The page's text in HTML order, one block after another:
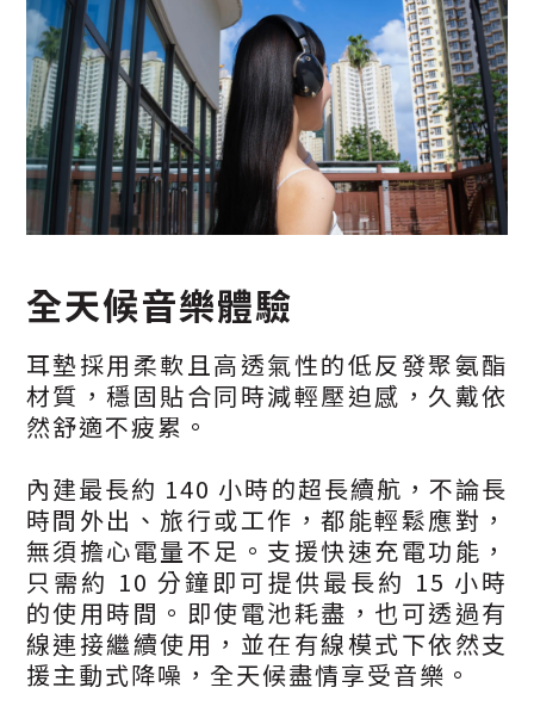
全天候音樂體驗
耳墊採用柔軟且高透氣性的低反發聚氨酯
材質，穩固貼合同時減輕壓迫感，久戴依
然舒適不疲累。
內建最長約 140 小時的超長續航，不論長
時間外出、旅行或工作，都能輕鬆應對，
無須擔心電量不足。支援快速充電功能，
只需約 10 分鐘即可提供最長約 15 小時
的使用時間。即使電池耗盡，也可透過有
線連接繼續使用，並在有線模式下依然支
援主動式降噪，全天候盡情享受音樂。